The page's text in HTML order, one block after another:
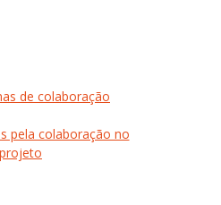
de colaboração
pela colaboração no
projeto